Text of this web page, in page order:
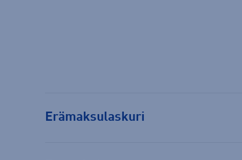
Erämaksulaskuri